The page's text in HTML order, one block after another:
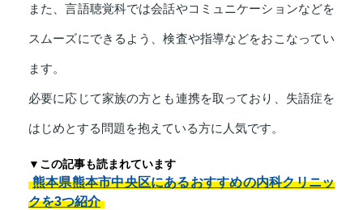
また、言語聴覚科では会話やコミュニケーションなどを
スムーズにできるよう、検査や指導などをおこなってい
ます。
必要に応じて家族の方とも連携を取っており、失語症を
はじめとする問題を抱えている方に人気です。
▼この記事も読まれています
熊本県熊本市中央区にあるおすすめの内科クリニッ
クを3つ紹介